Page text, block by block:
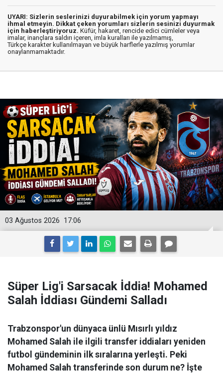
UYARI: Sizlerin seslerinizi duyurabilmek için yorum yapmayı
ihmal etmeyin. Dikkat çeken yorumları sizlerin sesinizi duyurmak
için haberleştiriyoruz. Küfür, hakaret, rencide edici cümleler veya
imalar, inançlara saldırı içeren, imla kuralları ile yazılmamış,
Türkçe karakter kullanılmayan ve büyük harflerle yazılmış yorumlar
onaylanmamaktadır.
17:06
03 Ağustos 2026
Süper Lig'i Sarsacak İddia! Mohamed
Salah İddiası Gündemi Salladı
Trabzonspor'un dünyaca ünlü Mısırlı yıldız
Mohamed Salah ile ilgili transfer iddiaları yeniden
futbol gündeminin ilk sıralarına yerleşti. Peki
Mohamed Salah transferinde son durum ne? İşte